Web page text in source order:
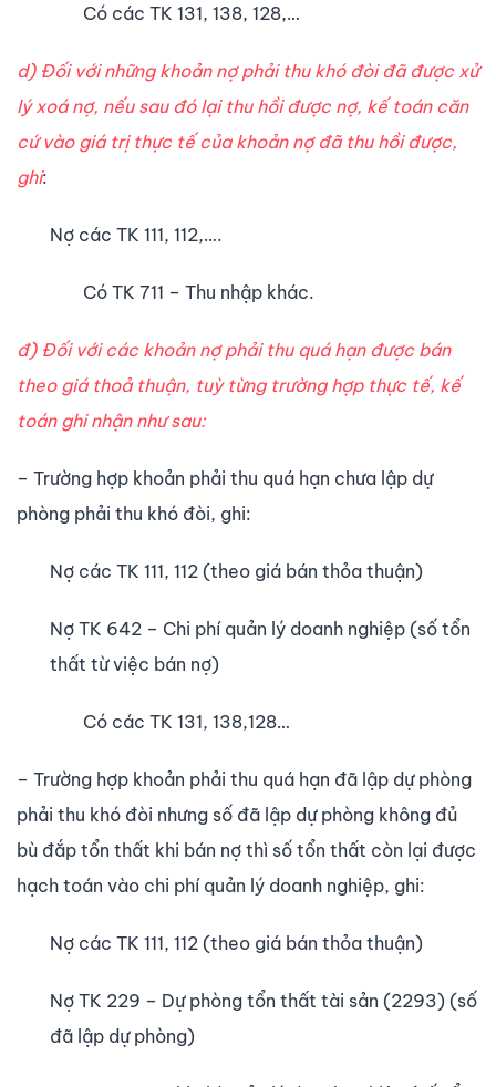
Có các TK 131, 138, 128,…
d) Đối với những khoản nợ phải thu khó đòi đã được xử
lý xoá nợ, nếu sau đó lại thu hồi được nợ, kế toán căn
cứ vào giá trị thực tế của khoản nợ đã thu hồi được,
ghi:
Nợ các TK 111, 112,….
Có TK 711 – Thu nhập khác.
đ) Đối với các khoản nợ phải thu quá hạn được bán
theo giá thoả thuận, tuỳ từng trường hợp thực tế, kế
toán ghi nhận như sau:
– Trường hợp khoản phải thu quá hạn chưa lập dự
phòng phải thu khó đòi, ghi:
Nợ các TK 111, 112 (theo giá bán thỏa thuận)
Nợ TK 642 – Chi phí quản lý doanh nghiệp (số tổn
thất từ việc bán nợ)
Có các TK 131, 138,128…
– Trường hợp khoản phải thu quá hạn đã lập dự phòng
phải thu khó đòi nhưng số đã lập dự phòng không đủ
bù đắp tổn thất khi bán nợ thì số tổn thất còn lại được
hạch toán vào chi phí quản lý doanh nghiệp, ghi:
Nợ các TK 111, 112 (theo giá bán thỏa thuận)
Nợ TK 229 – Dự phòng tổn thất tài sản (2293) (số
đã lập dự phòng)